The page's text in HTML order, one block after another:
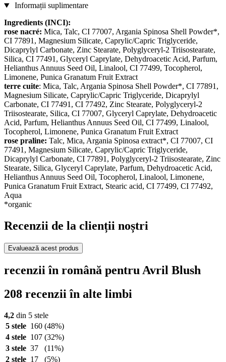
Informații suplimentare
Ingredients (INCI):
rose nacré: Mica, Talc, CI 77007, Argania Spinosa Shell Powder*,
CI 77891, Magnesium Silicate, Caprylic/Capric Triglyceride,
Dicaprylyl Carbonate, Zinc Stearate, Polyglyceryl-2 Triisostearate,
Silica, CI 77491, Glyceryl Caprylate, Dehydroacetic Acid, Parfum,
Helianthus Annuus Seed Oil, Linalool, CI 77499, Tocopherol,
Limonene, Punica Granatum Fruit Extract
terre cuite: Mica, Talc, Argania Spinosa Shell Powder*, CI 77891,
Magnesium Silicate, Caprylic/Capric Triglyceride, Dicaprylyl
Carbonate, CI 77491, CI 77492, Zinc Stearate, Polyglyceryl-2
Triisostearate, Silica, CI 77007, Glyceryl Caprylate, Dehydroacetic
Acid, Parfum, Helianthus Annuus Seed Oil, CI 77499, Linalool,
Tocopherol, Limonene, Punica Granatum Fruit Extract
rose praline: Talc, Mica, Argania Spinosa extract*, CI 77007, CI
77491, Magnesium Silicate, Caprylic/Capric Triglyceride,
Dicaprylyl Carbonate, CI 77891, Polyglyceryl-2 Triisostearate, Zinc
Stearate, Silica, Glyceryl Caprylate, Parfum, Dehydroacetic Acid,
Helianthus Annuus Seed Oil, Tocopherol, Linalool, Limonene,
Punica Granatum Fruit Extract, Stearic acid, CI 77499, CI 77492,
Aqua
*organic
Recenzii de la clienții noștri
Evaluează acest produs
recenzii în română pentru Avril Blush
208 recenzii în alte limbi
4,2 din 5 stele
5 stele 160 (48%)
4 stele 107 (32%)
3 stele 37
(11%)
2 stele 17 (5%)